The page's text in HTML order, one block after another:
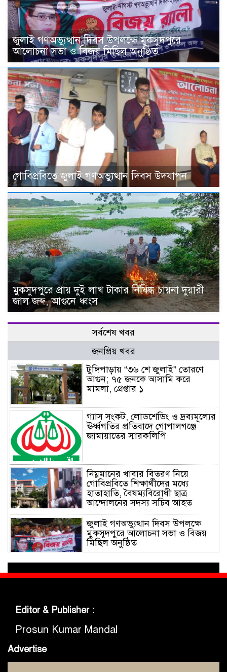
জুলাই গণঅভ্যুত্থান দিবস উপলক্ষে মুকসুদপুরে
আলোচনা সভা ও বিজয় মিছিল অনুষ্ঠিত
গোবিপ্রবিতে জুলাই গণঅভ্যুত্থান দিবস উদযাপন
মুকসুদপুরে প্রায় দুই লাখ টাকার নিষিদ্ধ চায়না দুয়ারী
জাল জব্দ, আগুনে ধ্বংস
সর্বশেষ খবর
জনপ্রিয় খবর
টুঙ্গিপাড়ায় “৩৬ শে জুলাই” তোরণে
আগুন; ৭৫ জনকে আসামি করে
মামলা, গ্রেপ্তার ১
গ্যাস সংকট, লোডশেডিং ও দ্রব্যমূল্যের
ঊর্ধ্বগতির প্রতিবাদে গোপালগঞ্জে
জামায়াতের স্মারকলিপি
নিম্নমানের খাবার বিতরণ নিয়ে
গোবিপ্রবিতে শিক্ষার্থীদের মধ্যে
হাতাহাতি, বৈষম্যবিরোধী ছাত্র
আন্দোলনের সদস্য সচিব আহত
জুলাই গণঅভ্যুত্থান দিবস উপলক্ষে
মুকসুদপুরে আলোচনা সভা ও বিজয়
মিছিল অনুষ্ঠিত
গোবিপ্রবিতে জুলাই গণঅভ্যুত্থান দিবস
উদযাপন
নিষিদ্ধ চায়না দুয়ারী জাল জব্দ, আগুনে
ধ্বংস
মুকসুদপুরে ‘রক্তাক্ত জুলাই’ শীর্ষক
Editor & Publisher :
Prosun Kumar Mandal
Advertise